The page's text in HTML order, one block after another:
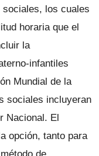
los cuales
horaria que el
la
infantiles
Mundial de la
sociales incluyeran
Nacional. El
opción, tanto para